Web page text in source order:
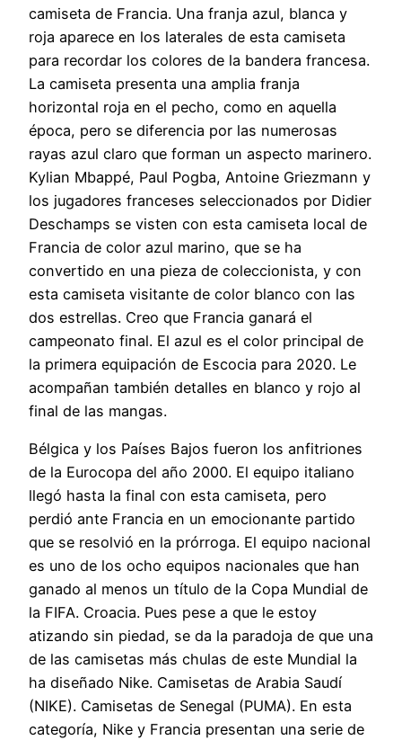
camiseta de Francia. Una franja azul, blanca y
roja aparece en los laterales de esta camiseta
para recordar los colores de la bandera francesa.
La camiseta presenta una amplia franja
horizontal roja en el pecho, como en aquella
época, pero se diferencia por las numerosas
rayas azul claro que forman un aspecto marinero.
Kylian Mbappé, Paul Pogba, Antoine Griezmann y
los jugadores franceses seleccionados por Didier
Deschamps se visten con esta camiseta local de
Francia de color azul marino, que se ha
convertido en una pieza de coleccionista, y con
esta camiseta visitante de color blanco con las
dos estrellas. Creo que Francia ganará el
campeonato final. El azul es el color principal de
la primera equipación de Escocia para 2020. Le
acompañan también detalles en blanco y rojo al
final de las mangas.
Bélgica y los Países Bajos fueron los anfitriones
de la Eurocopa del año 2000. El equipo italiano
llegó hasta la final con esta camiseta, pero
perdió ante Francia en un emocionante partido
que se resolvió en la prórroga. El equipo nacional
es uno de los ocho equipos nacionales que han
ganado al menos un título de la Copa Mundial de
la FIFA. Croacia. Pues pese a que le estoy
atizando sin piedad, se da la paradoja de que una
de las camisetas más chulas de este Mundial la
ha diseñado Nike. Camisetas de Arabia Saudí
(NIKE). Camisetas de Senegal (PUMA). En esta
categoría, Nike y Francia presentan una serie de